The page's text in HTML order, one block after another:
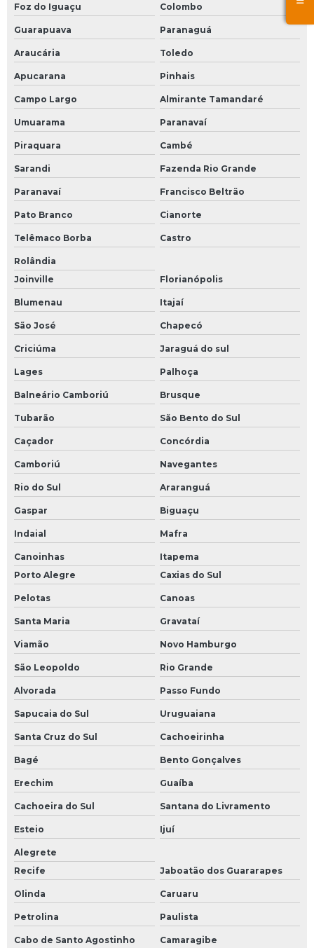
Foz do Iguaçu Colombo
Guarapuava Paranaguá
Araucária Toledo
Apucarana Pinhais
Campo Largo Almirante Tamandaré
Umuarama Paranavaí
Piraquara Cambé
Sarandi Fazenda Rio Grande
Paranavaí Francisco Beltrão
Pato Branco Cianorte
Telêmaco Borba Castro
Rolândia
Joinville
Florianópolis
Blumenau Itajaí
São José Chapecó
Criciúma Jaraguá do sul
Lages Palhoça
Balneário Camboriú Brusque
Tubarão São Bento do Sul
Caçador Concórdia
Camboriú Navegantes
Rio do Sul Araranguá
Gaspar Biguaçu
Indaial Mafra
Canoinhas
Itapema
Porto Alegre
Caxias do Sul
Pelotas Canoas
Santa Maria Gravataí
Viamão Novo Hamburgo
São Leopoldo Rio Grande
Alvorada Passo Fundo
Sapucaia do Sul Uruguaiana
Santa Cruz do Sul Cachoeirinha
Bagé Bento Gonçalves
Erechim Guaíba
Cachoeira do Sul Santana do Livramento
Esteio Ijuí
Alegrete
Recife
Jaboatão dos Guararapes
Olinda Caruaru
Petrolina Paulista
Cabo de Santo Agostinho Camaragibe